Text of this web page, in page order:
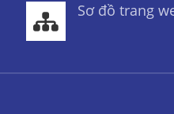
Sơ đồ trang